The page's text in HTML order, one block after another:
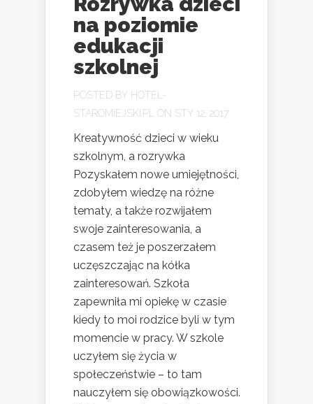
na poziomie
edukacji
szkolnej
POSTED BY HOTEL-
STAROMIEJSKI.PL
ON STY 12, 2017
Kreatywność dzieci w wieku
szkolnym, a rozrywka
Pozyskałem nowe umiejętności,
zdobyłem wiedzę na różne
tematy, a także rozwijałem
swoje zainteresowania, a
czasem też je poszerzałem
uczęszczając na kółka
zainteresowań. Szkoła
zapewniła mi opiekę w czasie
kiedy to moi rodzice byli w tym
momencie w pracy. W szkole
uczyłem się życia w
społeczeństwie – to tam
nauczyłem się obowiązkowości.